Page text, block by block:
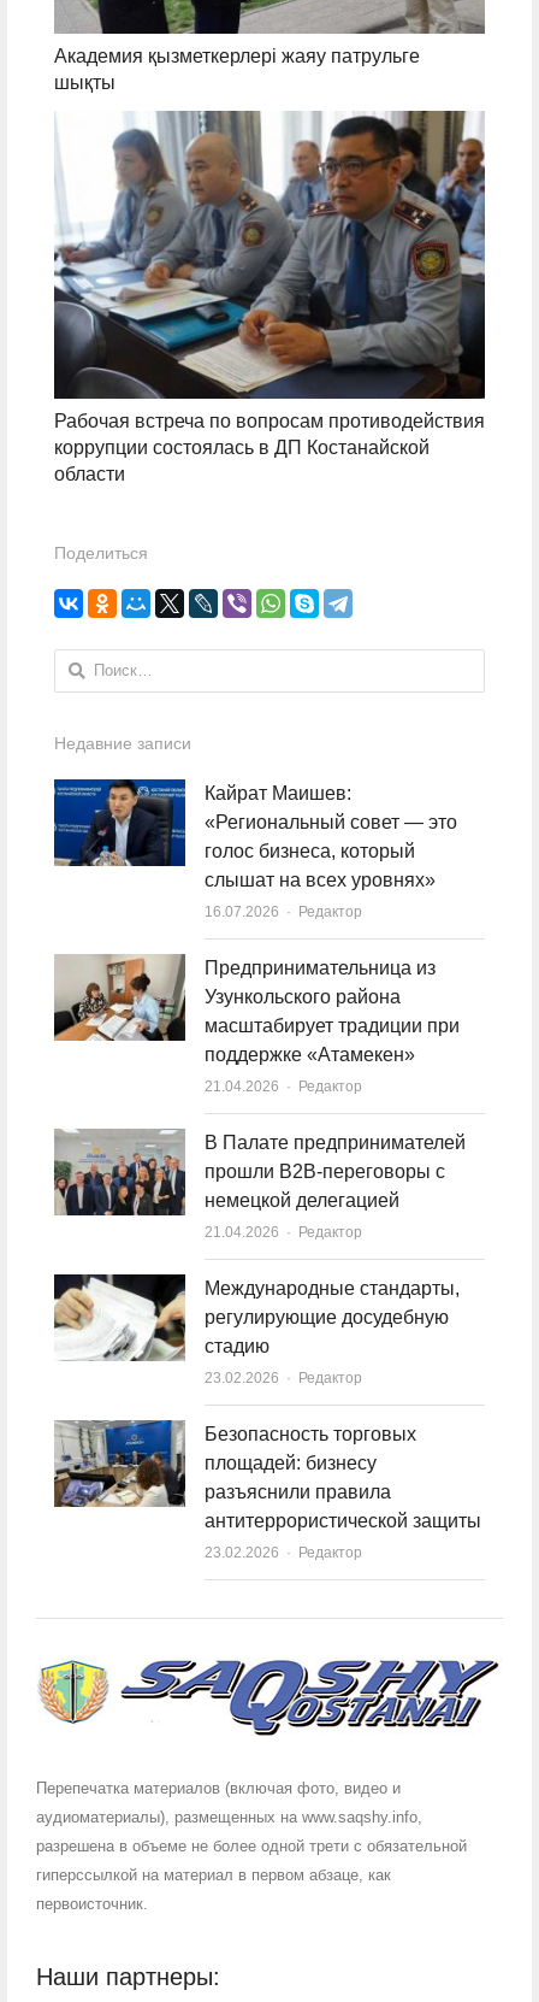
Академия қызметкерлері жаяу патрульге
шықты
Рабочая встреча по вопросам противодействия
коррупции состоялась в ДП Костанайской
области
Поделиться
Найти:
Недавние записи
Кайрат Маишев:
«Региональный совет — это
голос бизнеса, который
слышат на всех уровнях»
16.07.2026 Author
Редактор
Предпринимательница из
Узункольского района
масштабирует традиции при
поддержке «Атамекен»
21.04.2026 Author
Редактор
В Палате предпринимателей
прошли B2B-переговоры с
немецкой делегацией
21.04.2026 Author
Редактор
Международные стандарты,
регулирующие досудебную
стадию
23.02.2026 Author
Редактор
Безопасность торговых
площадей: бизнесу
разъяснили правила
антитеррористической защиты
23.02.2026 Author
Редактор
Перепечатка материалов (включая фото, видео и
аудиоматериалы), размещенных на www.saqshy.info,
разрешена в объеме не более одной трети с обязательной
гиперссылкой на материал в первом абзаце, как
первоисточник.
Наши партнеры: